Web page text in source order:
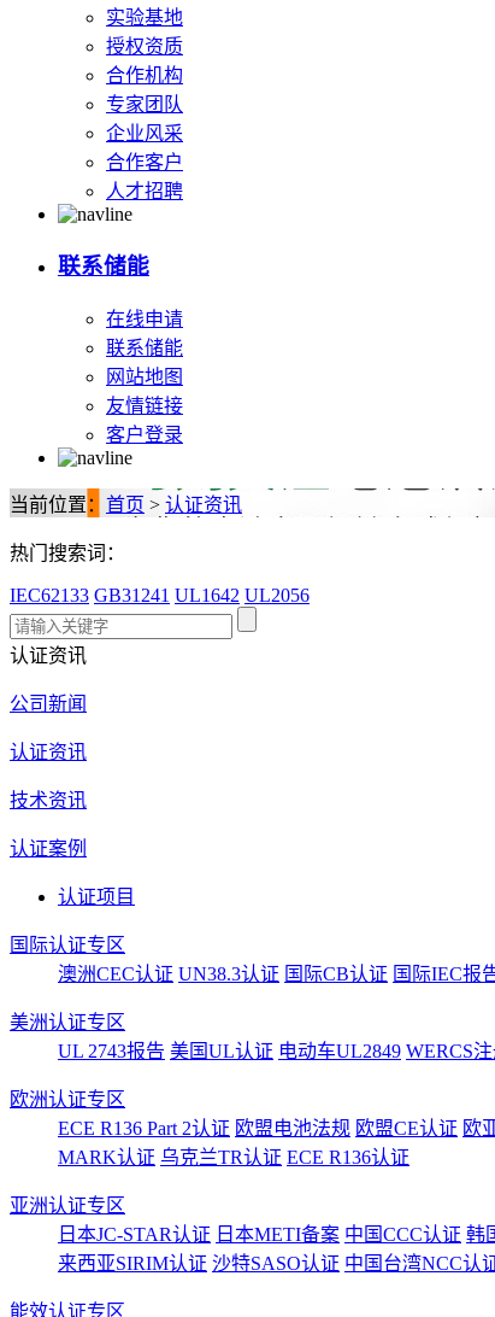
实验基地
授权资质
合作机构
专家团队
企业风采
合作客户
人才招聘
联系储能
在线申请
联系储能
网站地图
友情链接
客户登录
当前位置： 首页 > 认证资讯
热门搜索词：
IEC62133 GB31241 UL1642 UL2056
认证资讯
公司新闻
认证资讯
技术资讯
认证案例
认证项目
国际认证专区
澳洲CEC认证 UN38.3认证 国际CB认证 国际IEC报
美洲认证专区
UL 2743报告 美国UL认证 电动车UL2849 WERCS
欧洲认证专区
ECE R136 Part 2认证 欧盟电池法规 欧盟CE认证 欧
MARK认证 乌克兰TR认证 ECE R136认证
亚洲认证专区
日本JC-STAR认证 日本METI备案 中国CCC认证 韩
来西亚SIRIM认证 沙特SASO认证 中国台湾NCC认
能效认证专区